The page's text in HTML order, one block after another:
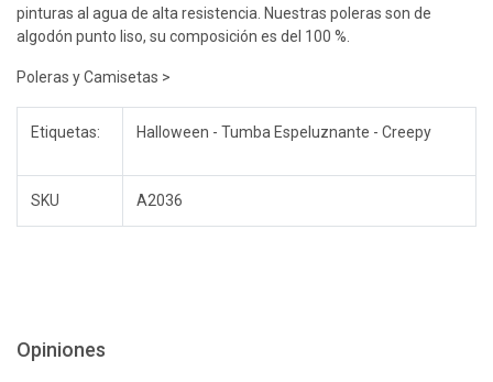
pinturas al agua de alta resistencia. Nuestras poleras son de
algodón punto liso, su composición es del 100 %.
Poleras y Camisetas >
Etiquetas: Halloween - Tumba Espeluznante - Creepy
SKU A2036
Opiniones